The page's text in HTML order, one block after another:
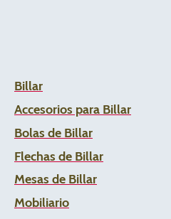
Billar
Accesorios para Billar
Bolas de Billar
Flechas de Billar
Mesas de Billar
Mobiliario